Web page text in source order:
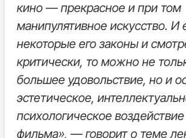
кино — прекрасное и при том
манипулятивное искусство. И
некоторые его законы и
критически, то можно не
большее удовольствие, но и
эстетическое,
психологическое
фильма», — говорит о теме